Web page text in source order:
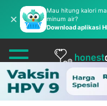
✕
Mau hitung kalori
minum air?
Download aplikasi